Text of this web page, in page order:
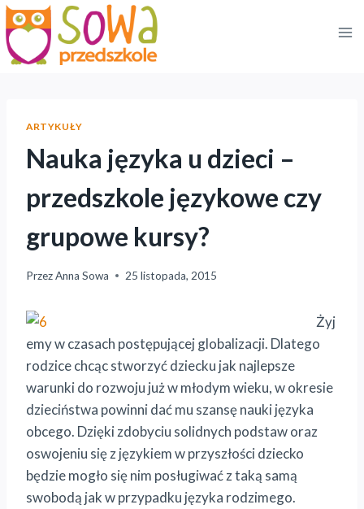
Przejdź
do
treści
ARTYKUŁY
Nauka języka u dzieci –
przedszkole językowe czy
grupowe kursy?
PrzezAnna Sowa 25 listopada, 2015
Żyj
emy w czasach postępującej globalizacji. Dlatego
rodzice chcąc stworzyć dziecku jak najlepsze
warunki do rozwoju już w młodym wieku, w okresie
dzieciństwa powinni dać mu szansę nauki języka
obcego. Dzięki zdobyciu solidnych podstaw oraz
oswojeniu się z językiem w przyszłości dziecko
będzie mogło się nim posługiwać z taką samą
swobodą jak w przypadku języka rodzimego.